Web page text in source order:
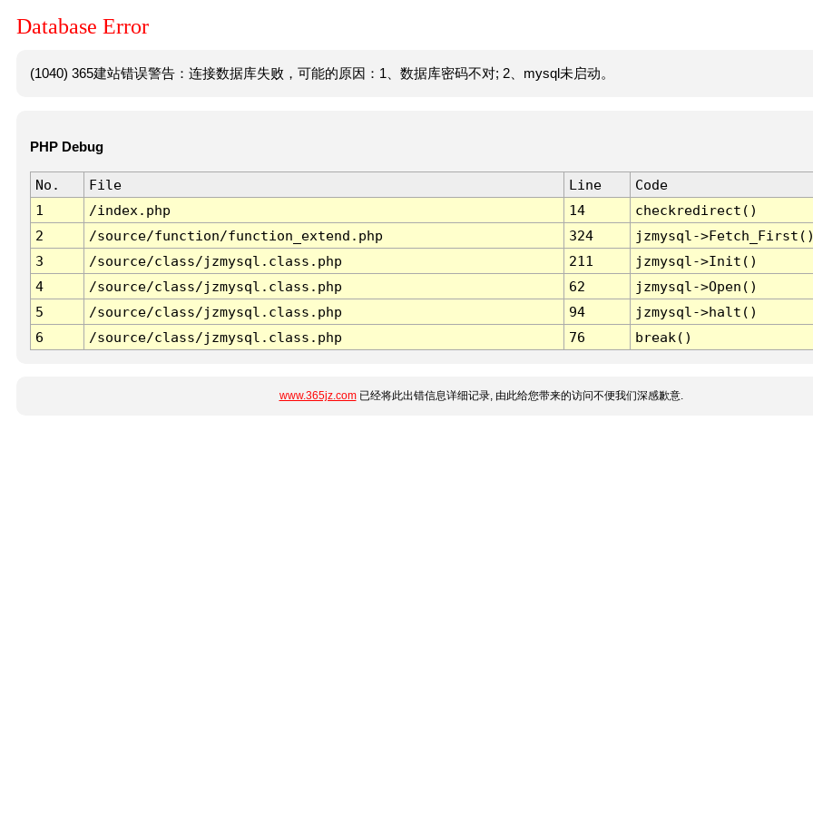
Database Error
(1040) 365建站错误警告：连接数据库失败，可能的原因：1、数据库密码不对; 2、mysql未启动。
PHP Debug
No. File Line
Code
1
/index.php 14
checkredirect()
2
/source/function/function_extend.php 324
jzmysql-
3
/source/class/jzmysql.class.php 211
jzmysql->Init()
4
/source/class/jzmysql.class.php 62
jzmysql->Open()
5
/source/class/jzmysql.class.php 94
jzmysql->halt()
6
/source/class/jzmysql.class.php 76 break()
www.365jz.com已经将此出错信息详细记录, 由此给您带来的访问不便我们深感歉意.